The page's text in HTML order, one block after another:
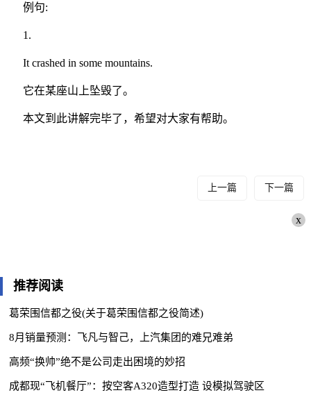
例句:
1.
It crashed in some mountains.
它在某座山上坠毁了。
本文到此讲解完毕了，希望对大家有帮助。
上一篇 下一篇
x
推荐阅读
葛荣围信都之役(关于葛荣围信都之役简述)
8月销量预测：飞凡与智己，上汽集团的难兄难弟
高频“换帅”绝不是公司走出困境的妙招
成都现“飞机餐厅”：按空客A320造型打造 设模拟驾驶区